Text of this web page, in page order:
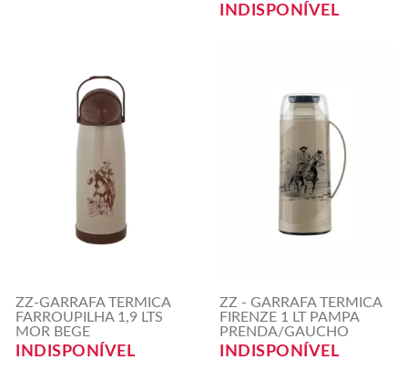
INDISPONÍVEL
ZZ-GARRAFA TERMICA
FARROUPILHA 1,9 LTS
MOR BEGE
INDISPONÍVEL
ZZ - GARRAFA TERMICA
FIRENZE 1 LT PAMPA
PRENDA/GAUCHO
INDISPONÍVEL